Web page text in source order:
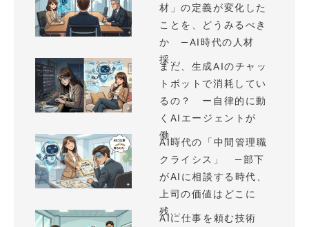
材」の定義が変化した
ことを、どうみるべき
か —AI時代の人材
採...
まだ、生成AIのチャッ
トボットで消耗してい
るの？ ー自律的に動
くAIエージェントが
働...
AI時代の「中間管理職
クライシス」 —部下
がAIに相談する時代、
上司の価値はどこに
残...
AIに仕事を頼む技術